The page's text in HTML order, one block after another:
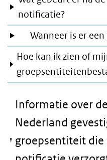
notificatie?
Wanneer is er
Hoe kan ik zien of
Informatie over
Nederland
groepsentiteit die